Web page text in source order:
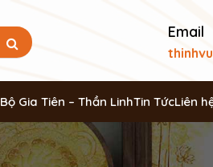
Email
Bộ Gia Tiên – Thần LinhTin TứcLiên